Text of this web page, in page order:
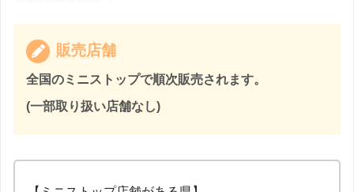
販売店舗
全国のミニストップで順次販売されます。
(一部取り扱い店舗なし)